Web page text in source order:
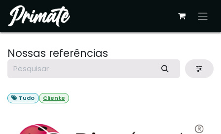
Pular para o conteúdo
Nossas referências
Tudo Cliente